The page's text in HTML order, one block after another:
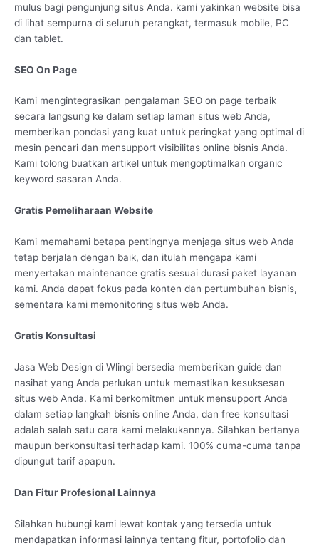
mulus bagi pengunjung situs Anda. kami yakinkan website bisa
di lihat sempurna di seluruh perangkat, termasuk mobile, PC
dan tablet.
SEO On Page
Kami mengintegrasikan pengalaman SEO on page terbaik
secara langsung ke dalam setiap laman situs web Anda,
memberikan pondasi yang kuat untuk peringkat yang optimal di
mesin pencari dan mensupport visibilitas online bisnis Anda.
Kami tolong buatkan artikel untuk mengoptimalkan organic
keyword sasaran Anda.
Gratis Pemeliharaan Website
Kami memahami betapa pentingnya menjaga situs web Anda
tetap berjalan dengan baik, dan itulah mengapa kami
menyertakan maintenance gratis sesuai durasi paket layanan
kami. Anda dapat fokus pada konten dan pertumbuhan bisnis,
sementara kami memonitoring situs web Anda.
Gratis Konsultasi
Jasa Web Design di Wlingi bersedia memberikan guide dan
nasihat yang Anda perlukan untuk memastikan kesuksesan
situs web Anda. Kami berkomitmen untuk mensupport Anda
dalam setiap langkah bisnis online Anda, dan free konsultasi
adalah salah satu cara kami melakukannya. Silahkan bertanya
maupun berkonsultasi terhadap kami. 100% cuma-cuma tanpa
dipungut tarif apapun.
Dan Fitur Profesional Lainnya
Silahkan hubungi kami lewat kontak yang tersedia untuk
mendapatkan informasi lainnya tentang fitur, portofolio dan